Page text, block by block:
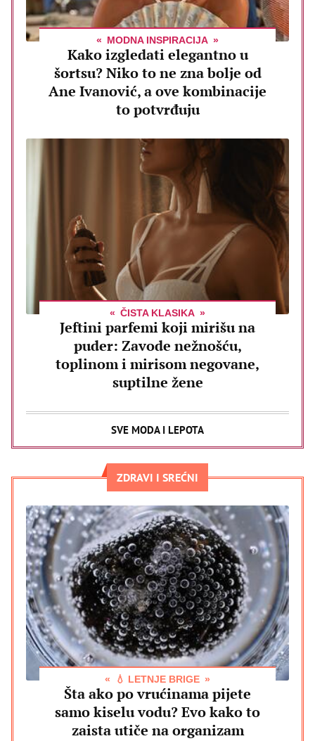
MODNA INSPIRACIJA
Kako izgledati elegantno u
šortsu? Niko to ne zna bolje od
Ane Ivanović, a ove kombinacije
to potvrđuju
ČISTA KLASIKA
Jeftini parfemi koji mirišu na
puder: Zavode nežnošću,
toplinom i mirisom negovane,
suptilne žene
SVE MODA I LEPOTA
ZDRAVI I SREĆNI
💧 LETNJE BRIGE
Šta ako po vrućinama pijete
samo kiselu vodu? Evo kako to
zaista utiče na organizam